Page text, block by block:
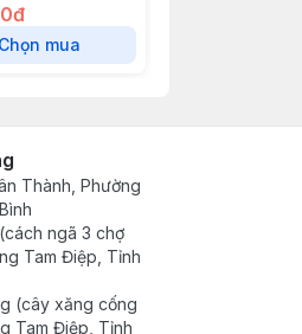
Chọn mua
Thành, Phường
ngã 3 chợ
Tam Điệp, Tỉnh
(cây xăng cống
Tam Điệp, Tỉnh